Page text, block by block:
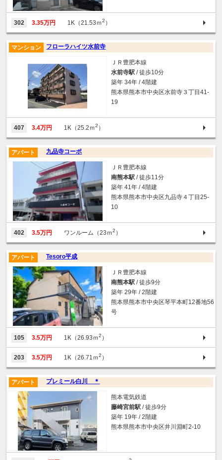
302 3.35万円 1K（21.53ｍ2 ）
フローラハイツ水前寺
マンション
ＪＲ豊肥本線
水前寺駅 / 徒歩10分
築年 34年 / 4階建
熊本県熊本市中央区水前寺３丁目41-
19
407 3.4万円 1K（25.2ｍ2 ）
九品寺コーポ
アパート
ＪＲ豊肥本線
南熊本駅 / 徒歩11分
築年 41年 / 4階建
熊本県熊本市中央区九品寺４丁目25-
10
402 3.5万円 ワンルーム（23ｍ2 ）
Tesoro平成
アパート
ＪＲ豊肥本線
南熊本駅 / 徒歩9分
築年 29年 / 2階建
熊本県熊本市中央区琴平本町12番地56
号
105 3.5万円 1K（26.93ｍ2 ）
203 3.5万円 1K（26.71ｍ2 ）
プレミール白川 ＊
アパート
熊本電気鉄道
藤崎宮前駅 / 徒歩9分
築年 19年 / 2階建
熊本県熊本市中央区井川淵町2-10